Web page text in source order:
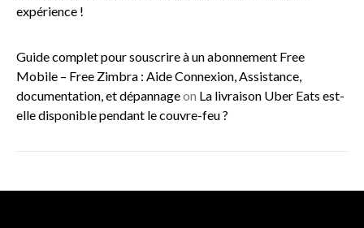
expérience !
Guide complet pour souscrire à un abonnement Free
Mobile – Free Zimbra : Aide Connexion, Assistance,
documentation, et dépannageon La livraison Uber Eats est-
elle disponible pendant le couvre-feu ?